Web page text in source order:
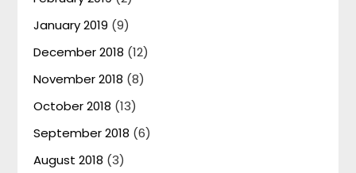
January 2019 (9)
December 2018 (12)
November 2018 (8)
October 2018 (13)
September 2018 (6)
August 2018 (3)